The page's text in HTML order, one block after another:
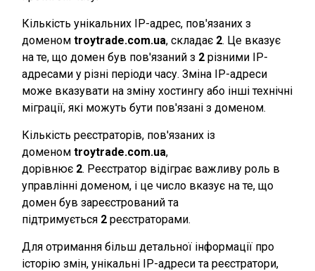
Кількість унікальних IP-адрес, пов'язаних з
доменом troytrade.com.ua, складає 2. Це вказує
на те, що домен був пов'язаний з 2 різними IP-
адресами у різні періоди часу. Зміна IP-адреси
може вказувати на зміну хостингу або інші технічні
міграції, які можуть бути пов'язані з доменом.
Кількість реєстраторів, пов'язаних із
доменом troytrade.com.ua,
дорівнює 2. Реєстратор відіграє важливу роль в
управлінні доменом, і це число вказує на те, що
домен був зареєстрований та
підтримується 2 реєстраторами.
Для отримання більш детальної інформації про
історію змін, унікальні IP-адреси та реєстратори,